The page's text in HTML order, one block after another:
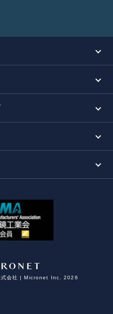
式会社 | Micronet Inc. 2026